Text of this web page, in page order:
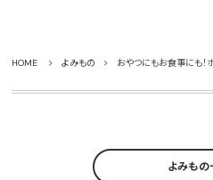
HOME よみもの おやつにもお食事にも！
よみもの